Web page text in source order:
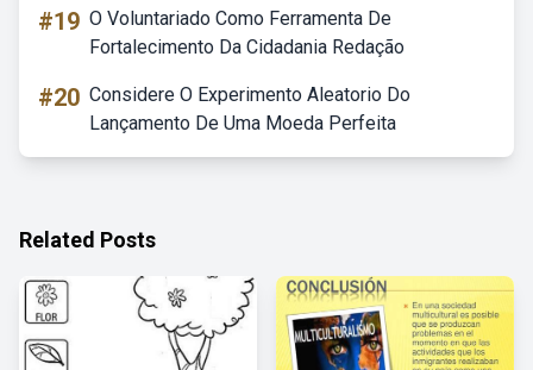
#19 O Voluntariado Como Ferramenta De
Fortalecimento Da Cidadania Redação
#20 Considere O Experimento Aleatorio Do
Lançamento De Uma Moeda Perfeita
Related Posts